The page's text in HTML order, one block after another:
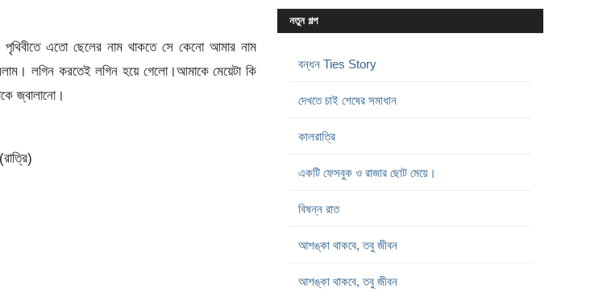
এতো ছেলের নাম থাকতে সে কেনো আমার নাম
লগিন করতেই লগিন হয়ে গেলো।আমাকে মেয়েটা কি
জ্বালানো।
নতুন গল্প
বন্ধন Ties Story
দেখতে চাই শেষের সমাধান
কালরাত্রি
একটি ফেসবুক ও রাজার ছোট মেয়ে।
বিষন্ন রাত
আশঙ্কা থাকবে, তবু জীবন
আশঙ্কা থাকবে, তবু জীবন